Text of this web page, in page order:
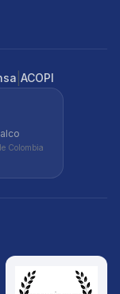
ACOPI
Colombia